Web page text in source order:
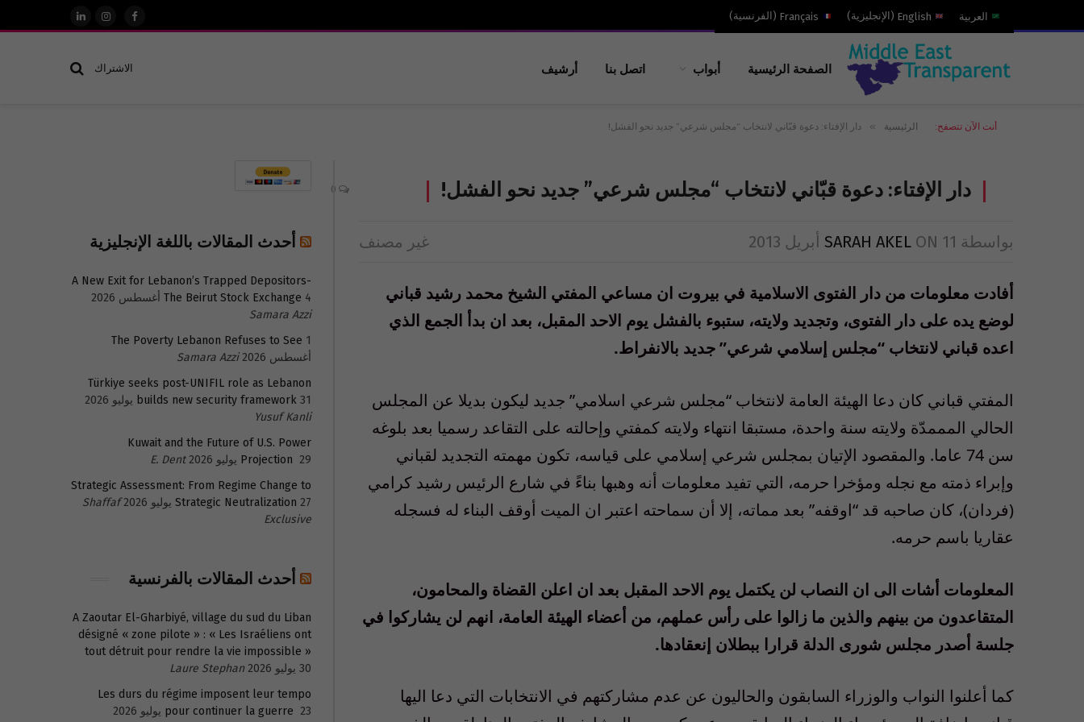
العربية English
( الإنجليزية)
Français
( الفرنسية)
فيسبوكالانستغرام
لينكدإن
الصفحة الرئيسية أبواب اتصل بنا أرشيف الاشتراك
أنت الآن تتصفح: الرئيسية » دار الإفتاء: دعوة قبّاني لانتخاب “مجلس شرعي” جديد نحو الفشل!
دار الإفتاء: دعوة قبّاني لانتخاب “مجلس شرعي” جديد نحو الفشل!
بواسطة SARAH AKEL ON 11 أبريل 2013 غير مصنف
أفادت معلومات من دار الفتوى الاسلامية في بيروت ان مساعي المفتي الشيخ محمد رشيد قباني
لوضع يده على دار الفتوى، وتجديد ولايته، ستبوء بالفشل يوم الاحد المقبل، بعد ان بدأ الجمع الذي
اعده قباني لانتخاب “مجلس إسلامي شرعي” جديد بالانفراط.
المفتي قباني كان دعا الهيئة العامة لانتخاب “مجلس شرعي اسلامي” جديد ليكون بديلا عن المجلس
الحالي المممدّة ولايته سنة واحدة، مستبقا انتهاء ولايته كمفتي وإحالته على التقاعد رسميا بعد بلوغه
سن 74 عاما. والمقصود الإتيان بمجلس شرعي إسلامي على قياسه، تكون مهمته التجديد لقباني
وإبراء ذمته مع نجله ومؤخرا حرمه، التي تفيد معلومات أنه وهبها بناءً في شارع الرئيس رشيد كرامي
(فردان)، كان صاحبه قد “اوقفه” بعد مماته، إلا أن سماحته اعتبر ان الميت أوقف البناء له فسجله
عقاريا باسم حرمه.
المعلومات أشات الى ان النصاب لن يكتمل يوم الاحد المقبل بعد ان اعلن القضاة والمحامون،
المتقاعدون من بينهم والذين ما زالوا على رأس عملهم، من أعضاء الهيئة العامة، انهم لن يشاركوا في
جلسة أصدر مجلس شورى الدلة قرارا ببطلان إنعقادها.
كما أعلنوا النواب والوزراء السابقون والحاليون عن عدم مشاركتهم في الانتخابات التي دعا اليها
أحدث المقالات باللغة الإنجليزية
A New Exit for Lebanon’s Trapped Depositors-
The Beirut Stock Exchange 4 أغسطس 2026
Samara Azzi
The Poverty Lebanon Refuses to See 1
أغسطس 2026
Samara Azzi
Türkiye seeks post-UNIFIL role as Lebanon
builds new security framework 31 يوليو 2026
Yusuf Kanli
Kuwait and the Future of U.S. Power
Projection 29 يوليو 2026
E. Dent
Strategic Assessment: From Regime Change to
Strategic Neutralization 27 يوليو 2026
Shaffaf
Exclusive
أحدث المقالات بالفرنسية
A Zaoutar El-Gharbiyé, village du sud du Liban
désigné « zone pilote » : « Les Israéliens ont
tout détruit pour rendre la vie impossible »
30 يوليو 2026
Laure Stephan
Les durs du régime imposent leur tempo
pour continuer la guerre 23 يوليو 2026